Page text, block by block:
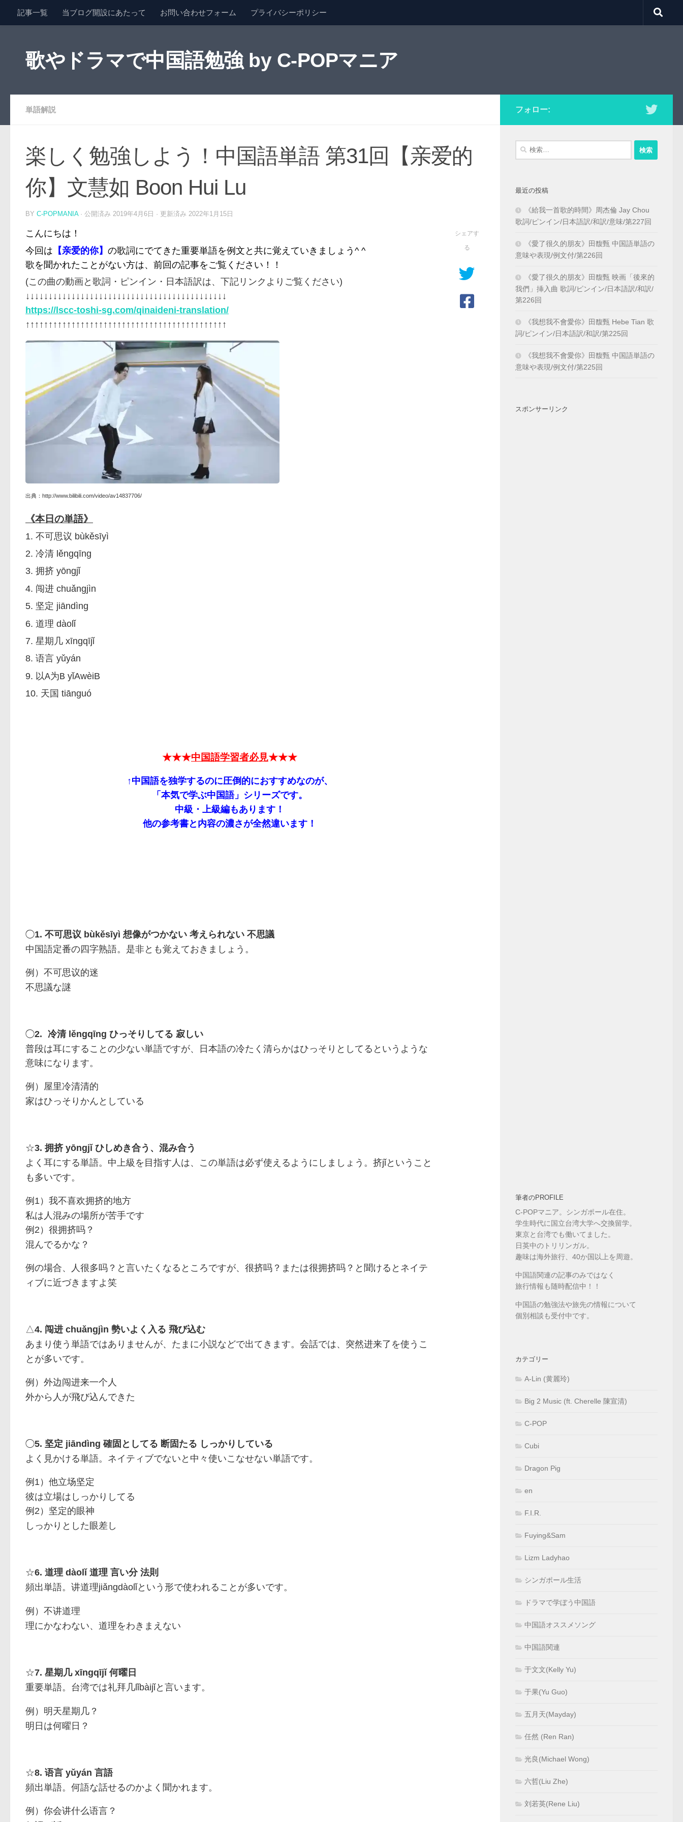
コンテンツへスキップ
記事一覧 当ブログ開設にあたって お問い合わせフォーム プライバシーポリシー
歌やドラマで中国語勉強 by C-POPマニア
単語解説
楽しく勉強しよう！中国語単語 第31回【亲爱的
你】文慧如 Boon Hui Lu
BY C-POPMANIA · 公開済み 2019年4月6日 · 更新済み 2022年1月15日
こんにちは！
今回は 【亲爱的你】 の歌詞にでてきた重要単語を例文と共に覚えていきましょう^ ^
歌を聞かれたことがない方は、前回の記事をご覧ください！！
(この曲の動画と歌詞・ピンイン・日本語訳は、下記リンクよりご覧ください)
↓↓↓↓↓↓↓↓↓↓↓↓↓↓↓↓↓↓↓↓↓↓↓↓↓↓↓↓↓↓↓↓↓↓↓↓↓↓↓↓↓↓↓↓
https://lscc-toshi-sg.com/qinaideni-translation/
↑↑↑↑↑↑↑↑↑↑↑↑↑↑↑↑↑↑↑↑↑↑↑↑↑↑↑↑↑↑↑↑↑↑↑↑↑↑↑↑↑↑↑↑
出典：http://www.bilibili.com/video/av14837706/
《本日の単語》
1. 不可思议 bùkěsīyì
2. 冷清 lěngqīng
3. 拥挤 yōngjǐ
4. 闯进 chuǎngjìn
5. 坚定 jiāndìng
6. 道理 dàolǐ
7. 星期几 xīngqījǐ
8. 语言 yǔyán
9. 以A为B yǐAwèiB
10. 天国 tiānguó
★★★中国語学習者必見★★★
↑中国語を独学するのに圧倒的におすすめなのが、
「本気で学ぶ中国語」シリーズです。
中級・上級編もあります！
他の参考書と内容の濃さが全然違います！
◯1. 不可思议 bùkěsīyì 想像がつかない 考えられない 不思議
中国語定番の四字熟語。是非とも覚えておきましょう。
例） 不可思议的迷
不思議な謎
◯2. 冷清 lěngqīng ひっそりしてる 寂しい
普段は耳にすることの少ない単語ですが、日本語の冷たく清らかはひっそりとしてるというような
意味になります。
例） 屋里冷清清的
家はひっそりかんとしている
☆3. 拥挤 yōngjǐ ひしめき合う、混み合う
よく耳にする単語。中上級を目指す人は、この単語は必ず使えるようにしましょう。 挤jǐということ
も多いです。
例1） 我不喜欢拥挤的地方
私は人混みの場所が苦手です
例2） 很拥挤吗？
混んでるかな？
例の場合、 人很多吗？ と言いたくなるところですが、 很挤吗？ または很拥挤吗？ と聞けるとネイテ
ィブに近づきますよ笑
△4. 闯进 chuǎngjìn 勢いよく入る 飛び込む
あまり使う単語ではありませんが、たまに小説などで出てきます。会話では、 突然进来了 を使うこ
とが多いです。
例） 外边闯进来一个人
外から人が飛び込んできた
◯5. 坚定 jiāndìng 確固としてる 断固たる しっかりしている
よく見かける単語。ネイティブでないと中々使いこなせない単語です。
例1） 他立场坚定
彼は立場はしっかりしてる
例2） 坚定的眼神
しっかりとした眼差し
☆6. 道理 dàolǐ 道理 言い分 法則
頻出単語。 讲道理jiǎngdàolǐという形で使われることが多いです。
例） 不讲道理
理にかなわない、道理をわきまえない
☆7. 星期几 xīngqījǐ 何曜日
重要単語。台湾では礼拜几lǐbàijǐと言います。
例） 明天星期几？
明日は何曜日？
☆8. 语言 yǔyán 言語
頻出単語。何語な話せるのかよく聞かれます。
例） 你会讲什么语言？
シェアす
る
フォロー:
検
最近の投稿
《給我一首歌的時間》周杰倫 Jay Chou
歌詞/ピンイン/日本語訳/和訳/意味/第227回
《愛了很久的朋友》田馥甄 中国語単語の
意味や表現/例文付/第226回
《愛了很久的朋友》田馥甄 映画「後來的
我們」挿入曲 歌詞/ピンイン/日本語訳/和訳/
第226回
《我想我不會愛你》田馥甄 Hebe Tian 歌
詞/ピンイン/日本語訳/和訳/第225回
《我想我不會愛你》田馥甄 中国語単語の
意味や表現/例文付/第225回
スポンサーリンク
筆者のPROFILE
C-POPマニア。シンガポール在住。
学生時代に国立台湾大学へ交換留学。
東京と台湾でも働いてました。
日英中のトリリンガル。
趣味は海外旅行、40か国以上を周遊。
中国語関連の記事のみではなく
旅行情報も随時配信中！！
中国語の勉強法や旅先の情報について
個別相談も受付中です。
カテゴリー
A-Lin (黄麗玲)
Big 2 Music (ft. Cherelle 陳宣清)
C-POP
Cubi
Dragon Pig
en
F.I.R.
Fuying&Sam
Lizm Ladyhao
シンガポール生活
ドラマで学ぼう中国語
中国語オススメソング
中国語関連
于文文(Kelly Yu)
于果(Yu Guo)
五月天(Mayday)
任然 (Ren Ran)
光良(Michael Wong)
六哲(Liu Zhe)
刘若英(Rene Liu)